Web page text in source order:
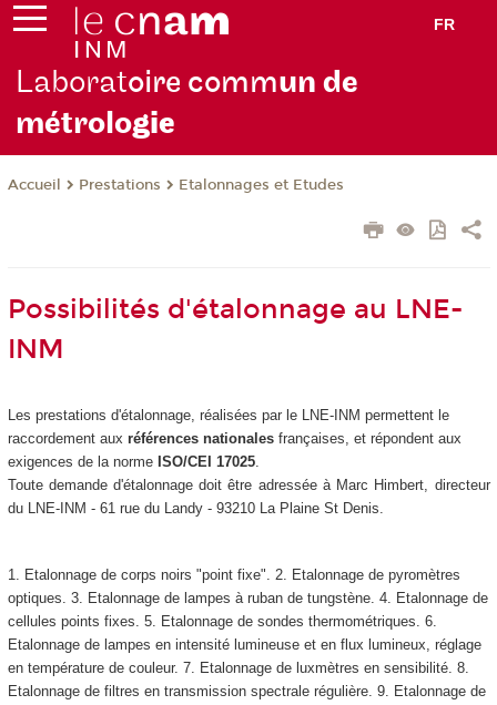
FR
Laboratoire commun de
métrologie
Accueil Prestations Etalonnages et Etudes
Possibilités d'étalonnage au LNE-
INM
Les prestations d'étalonnage, réalisées par le LNE-INM permettent le
raccordement aux références nationalesfrançaises, et répondent aux
exigences de la norme ISO/CEI 17025.
Toute demande d'étalonnage doit être adressée à Marc Himbert, directeur
du LNE-INM - 61 rue du Landy - 93210 La Plaine St Denis.
1. Etalonnage de corps noirs "point fixe". 2. Etalonnage de pyromètres
optiques. 3. Etalonnage de lampes à ruban de tungstène. 4. Etalonnage de
cellules points fixes. 5. Etalonnage de sondes thermométriques. 6.
Etalonnage de lampes en intensité lumineuse et en flux lumineux, réglage
en température de couleur. 7. Etalonnage de luxmètres en sensibilité. 8.
Etalonnage de filtres en transmission spectrale régulière. 9. Etalonnage de